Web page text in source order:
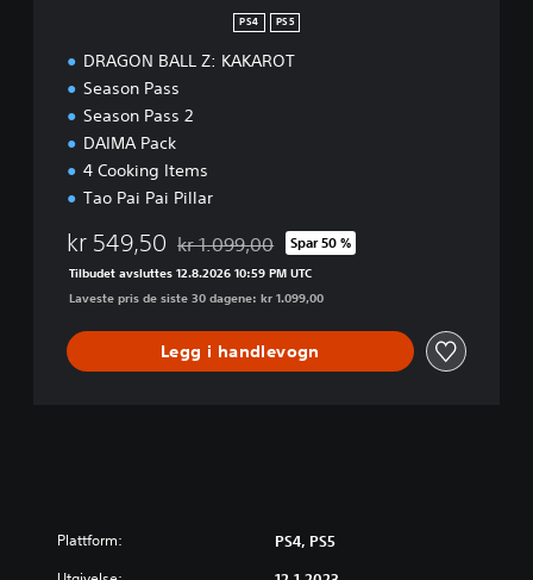
PS4 PS5
DRAGON BALL Z: KAKAROT
Season Pass
Season Pass 2
DAIMA Pack
4 Cooking Items
Tao Pai Pai Pillar
kr 549,50 Nedsatt fra opprinnelig pris på kr 1.099,00
kr 1.099,00 Spar 50 %
Tilbudet avsluttes 12.8.2026 10:59 PM UTC
Laveste pris de siste 30 dagene: kr 1.099,00
Legg i handlevogn
Plattform: PS4, PS5